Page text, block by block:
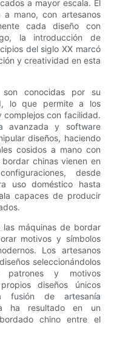
a mayor escala. El
mano, con artesanos
cada diseño con
la introducción de
del siglo XX marcó
y creatividad en esta
conocidas por su
lo que permite a los
complejos con facilidad.
avanzada y software
diseños, haciendo
cosidos a mano con
chinas vienen en
desde
uso doméstico hasta
capaces de producir
máquinas de bordar
motivos y símbolos
Los artesanos
seleccionándolos
y motivos
diseños únicos
fusión de artesanía
ha resultado en un
chino entre el